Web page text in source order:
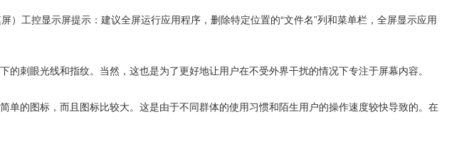
工控显示屏提示：建议全屏运行应用程序，删除特定位置的“文件名”列和菜单栏，全屏显示应用
刺眼光线和指纹。当然，这也是为了更好地让用户在不受外界干扰的情况下专注于屏幕内容。
的图标，而且图标比较大。这是由于不同群体的使用习惯和陌生用户的操作速度较快导致的。在